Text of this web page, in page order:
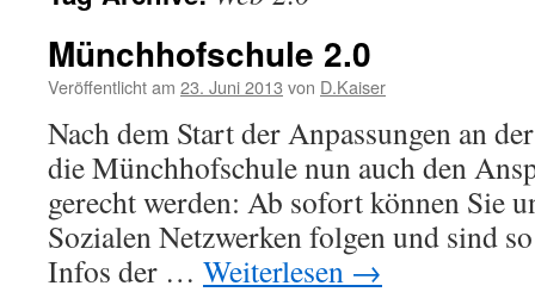
Münchhofschule 2.0
Veröffentlicht am 23. Juni 2013 von D.Kaiser
Nach dem Start der Anpassungen an
die Münchhofschule nun auch den
gerecht werden: Ab sofort können Sie
Sozialen Netzwerken folgen und sind
Infos der … Weiterlesen →